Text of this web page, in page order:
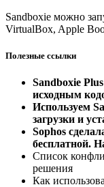
Sandboxie можно
VirtualBox, Apple
Полезные ссылки
Sandboxie
исходным
Используем
загрузки и
Sophos
бесплатной.
Список
решения
Как